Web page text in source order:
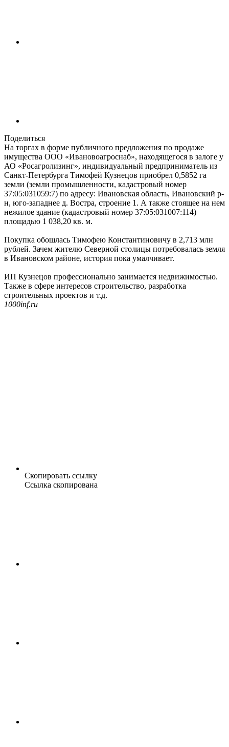
Поделиться
На торгах в форме публичного предложения по продаже
имущества ООО «Ивановоагроснаб», находящегося в залоге у
АО «Росагролизинг», индивидуальный предприниматель из
Санкт-Петербурга Тимофей Кузнецов приобрел 0,5852 га
земли (земли промышленности, кадастровый номер
37:05:031059:7) по адресу: Ивановская область, Ивановский р-
н, юго-западнее д. Востра, строение 1. А также стоящее на нем
нежилое здание (кадастровый номер 37:05:031007:114)
площадью 1 038,20 кв. м.
Покупка обошлась Тимофею Константиновичу в 2,713 млн
рублей. Зачем жителю Северной столицы потребовалась земля
в Ивановском районе, история пока умалчивает.
ИП Кузнецов профессионально занимается недвижимостью.
Также в сфере интересов строительство, разработка
строительных проектов и т.д.
1000inf.ru
Скопировать ссылку
Ссылка скопирована